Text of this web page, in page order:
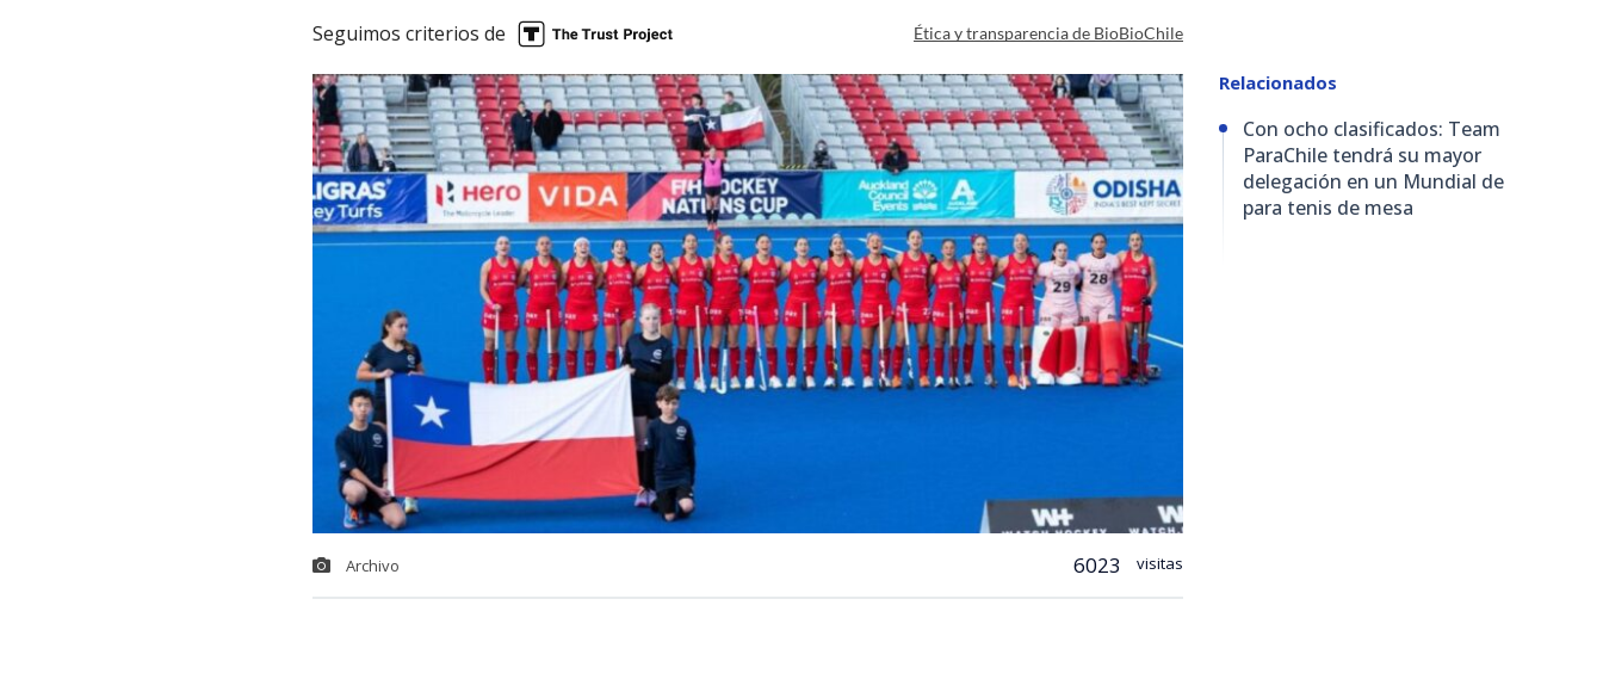
Seguimos criterios de Ética y transparencia de BioBioChile
Archivo 6023 visitas
Relacionados
Con ocho clasificados: Team
ParaChile tendrá su mayor
delegación en un Mundial de
para tenis de mesa